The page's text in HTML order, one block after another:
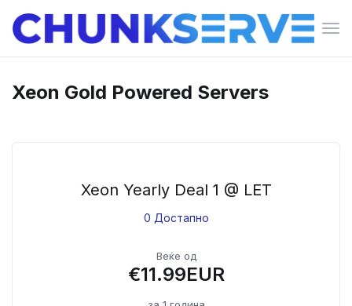
Xeon Gold Powered Servers
Xeon Yearly Deal 1 @ LET
0 Достапно
Веќе од
€11.99EUR